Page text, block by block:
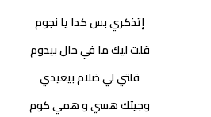
إتذكري بس كدا يا نجوم
قلت ليك ما في حال بيدوم
قلتي لي ضلام بيعيدي
وجيتك هسي و همي كوم